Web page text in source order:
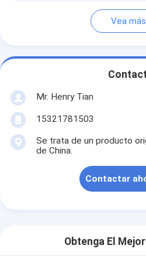
Vea más
Mr. Henry Tian
15321781503
Se trata de un producto
de China.
Contactar
Obtenga El